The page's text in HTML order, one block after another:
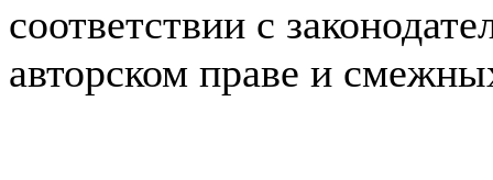
соответствии с
авторском праве и